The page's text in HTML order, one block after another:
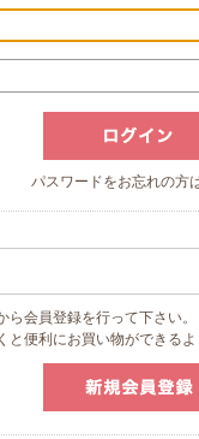
パスワードをお忘れの方
会員登録を行って下さい。
便利にお買い物ができるよ